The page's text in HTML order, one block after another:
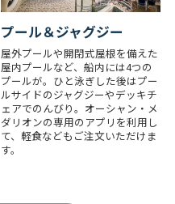
プール＆ジャグジー
屋外プールや開閉式屋根を備えた
屋内プールなど、船内には4つの
プールが。ひと泳ぎした後はプー
ルサイドのジャグジーやデッキチ
ェアでのんびり。オーシャン・メ
ダリオンの専用のアプリを利用し
て、軽食などもご注文いただけま
す。